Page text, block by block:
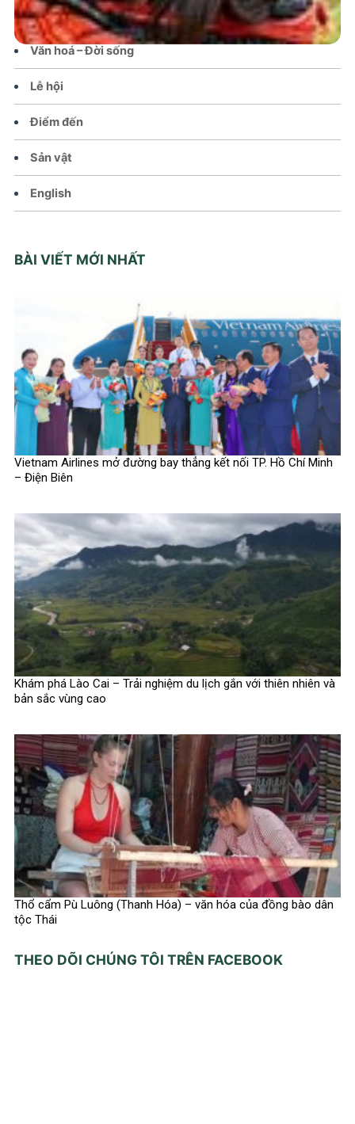
Chính sách
Văn hoá – Đời sống
Lễ hội
Điểm đến
Sản vật
English
BÀI VIẾT MỚI NHẤT
Vietnam Airlines mở đường bay thẳng kết nối TP. Hồ Chí Minh
– Điện Biên
Khám phá Lào Cai – Trải nghiệm du lịch gắn với thiên nhiên và
bản sắc vùng cao
Thổ cẩm Pù Luông (Thanh Hóa) – văn hóa của đồng bào dân
tộc Thái
THEO DÕI CHÚNG TÔI TRÊN FACEBOOK